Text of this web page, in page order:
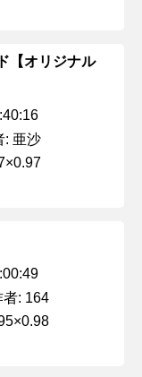
【オリジナル
: 亜沙
者: 164